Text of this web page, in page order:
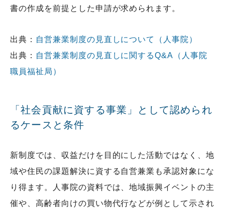
書の作成を前提とした申請が求められます。
出典： 自営兼業制度の見直しについて（人事院）
出典： 自営兼業制度の見直しに関するQ&A（人事院
職員福祉局）
「社会貢献に資する事業」として認められ
るケースと条件
新制度では、収益だけを目的にした活動ではなく、地
域や住民の課題解決に資する自営兼業も承認対象にな
り得ます。人事院の資料では、地域振興イベントの主
催や、高齢者向けの買い物代行などが例として示され